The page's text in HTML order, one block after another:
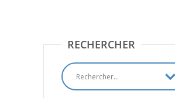
RECHERCHER